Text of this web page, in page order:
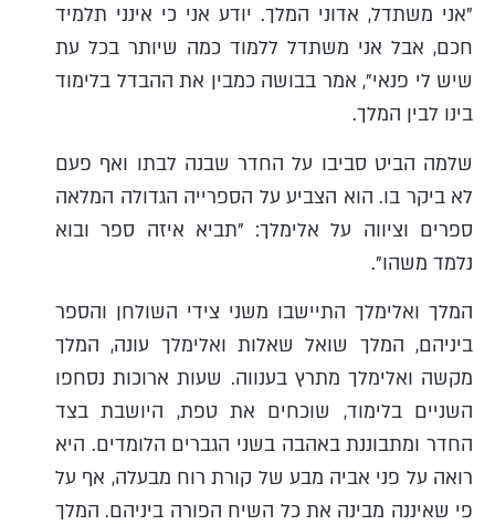
"אני משתדל, אדוני המלך. יודע אני כי אינני תלמיד
חכם, אבל אני משתדל ללמוד כמה שיותר בכל עת
שיש לי פנאי", אמר בבושה כמבין את ההבדל בלימוד
בינו לבין המלך.
שלמה הביט סביבו על החדר שבנה לבתו ואף פעם
לא ביקר בו. הוא הצביע על הספרייה הגדולה המלאה
ספרים וציווה על אלימלך: "תביא איזה ספר ובוא
נלמד משהו".
המלך ואלימלך התיישבו משני צידי השולחן והספר
ביניהם, המלך שואל שאלות ואלימלך עונה, המלך
מקשה ואלימלך מתרץ בענווה. שעות ארוכות נסחפו
השניים בלימוד, שוכחים את טפת, היושבת בצד
החדר ומתבוננת באהבה בשני הגברים הלומדים. היא
רואה על פני אביה מבע של קורת רוח מבעלה, אף על
פי שאיננה מבינה את כל השיח הפורה ביניהם. המלך